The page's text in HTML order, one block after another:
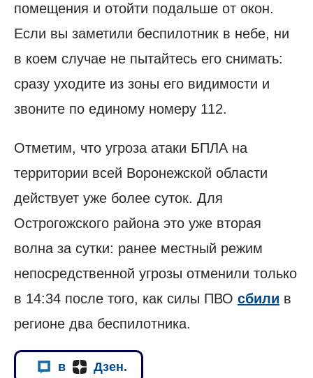
помещения и отойти подальше от окон.
Если вы заметили беспилотник в небе, ни
в коем случае не пытайтесь его снимать:
сразу уходите из зоны его видимости и
звоните по единому номеру 112.
Отметим, что угроза атаки БПЛА на
территории всей Воронежской области
действует уже более суток. Для
Острогожского района это уже вторая
волна за сутки: ранее местный режим
непосредственной угрозы отменили только
в 14:34 после того, как силы ПВО сбили в
регионе два беспилотника.
в Дзен.